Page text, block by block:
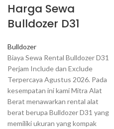
Harga Sewa
Bulldozer D31
Bulldozer
Biaya Sewa Rental Bulldozer D31
Perjam Include dan Exclude
Terpercaya Agustus 2026. Pada
kesempatan ini kami Mitra Alat
Berat menawarkan rental alat
berat berupa Bulldozer D31 yang
memiliki ukuran yang kompak